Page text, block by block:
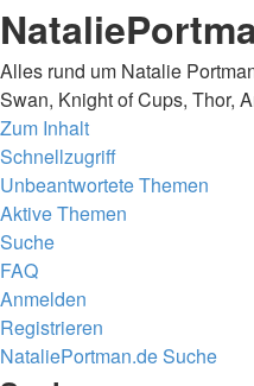
Alles rund um Natalie
Swan, Knight of Cups, Thor,
Zum Inhalt
Schnellzugriff
Unbeantwortete Themen
Aktive Themen
Suche
FAQ
Anmelden
Registrieren
NataliePortman.deSuche